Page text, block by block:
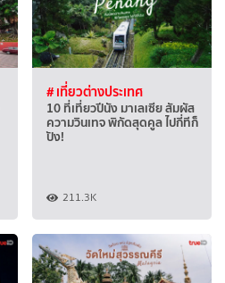
# เที่ยวต่างประเทศ
10 ที่เที่ยวปีนัง มาเลเซีย สัมผัส
ความวินเทจ พิกัดสุดคูล ไปกี่ทีก็
ปัง!
211.3K